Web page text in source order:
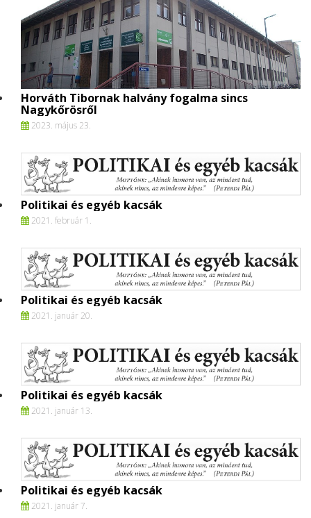
Horváth Tibornak halvány fogalma sincs
Nagykőrösről
2023. május 23.
Politikai és egyéb kacsák
2021. február 1.
Politikai és egyéb kacsák
2021. január 20.
Politikai és egyéb kacsák
2021. január 13.
Politikai és egyéb kacsák
2021. január 7.